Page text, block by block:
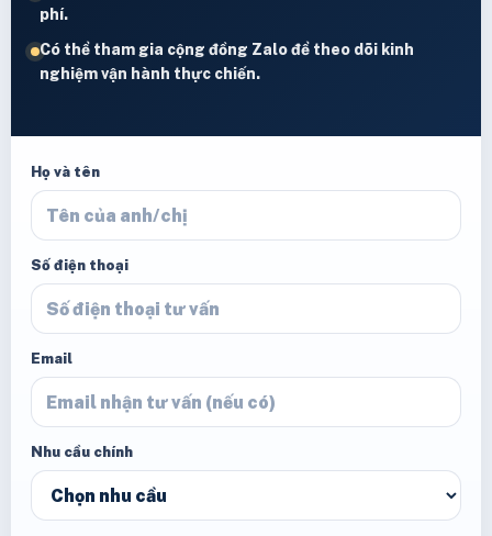
phí.
Có thể tham gia cộng đồng Zalo để theo dõi kinh
nghiệm vận hành thực chiến.
Họ và tên
Số điện thoại
Email
Nhu cầu chính